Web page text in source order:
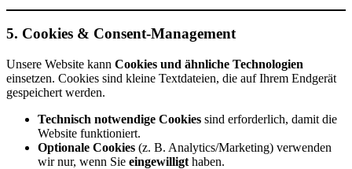
5. Cookies & Consent-Management
Unsere Website kann Cookies und ähnliche Technologien
einsetzen. Cookies sind kleine Textdateien, die auf Ihrem Endgerät
gespeichert werden.
Technisch notwendige Cookies sind erforderlich, damit die
Website funktioniert.
Optionale Cookies (z. B. Analytics/Marketing) verwenden
wir nur, wenn Sie eingewilligt haben.